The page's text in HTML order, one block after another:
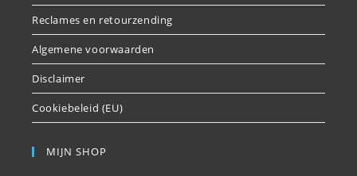
Reclames en retourzending
Algemene voorwaarden
Disclaimer
Cookiebeleid (EU)
MIJN SHOP